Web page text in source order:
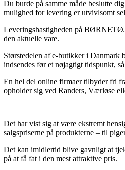
Du burde på samme måde beslutte
mulighed for levering er utvivlsomt
Leveringshastigheden på
den aktuelle vare.
Størstedelen af e-butikker i Danmark
indsendes før et nøjagtigt tidspunkt,
En hel del online firmaer tilbyder fri
opholder sig ved Randers, Værløse
Det har vist sig at være ekstremt
salgspriserne på produkterne – til
Det kan imidlertid blive gavnligt at
på at få fat i den mest attraktive pris.